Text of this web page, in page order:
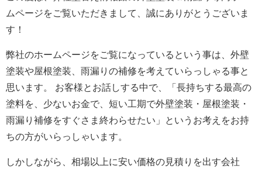
ムページをご覧いただきまして、誠にありがとうございま
す！
弊社のホームページをご覧になっているという事は、外壁
塗装や屋根塗装、雨漏りの補修を考えていらっしゃる事と
思います。 お客様とお話しする中で、「長持ちする最高の
塗料を、少ないお金で、短い工期で外壁塗装・屋根塗装・
雨漏り補修をすぐさま終わらせたい」というお考えをお持
ちの方がいらっしゃいます。
しかしながら、相場以上に安い価格の見積りを出す会社